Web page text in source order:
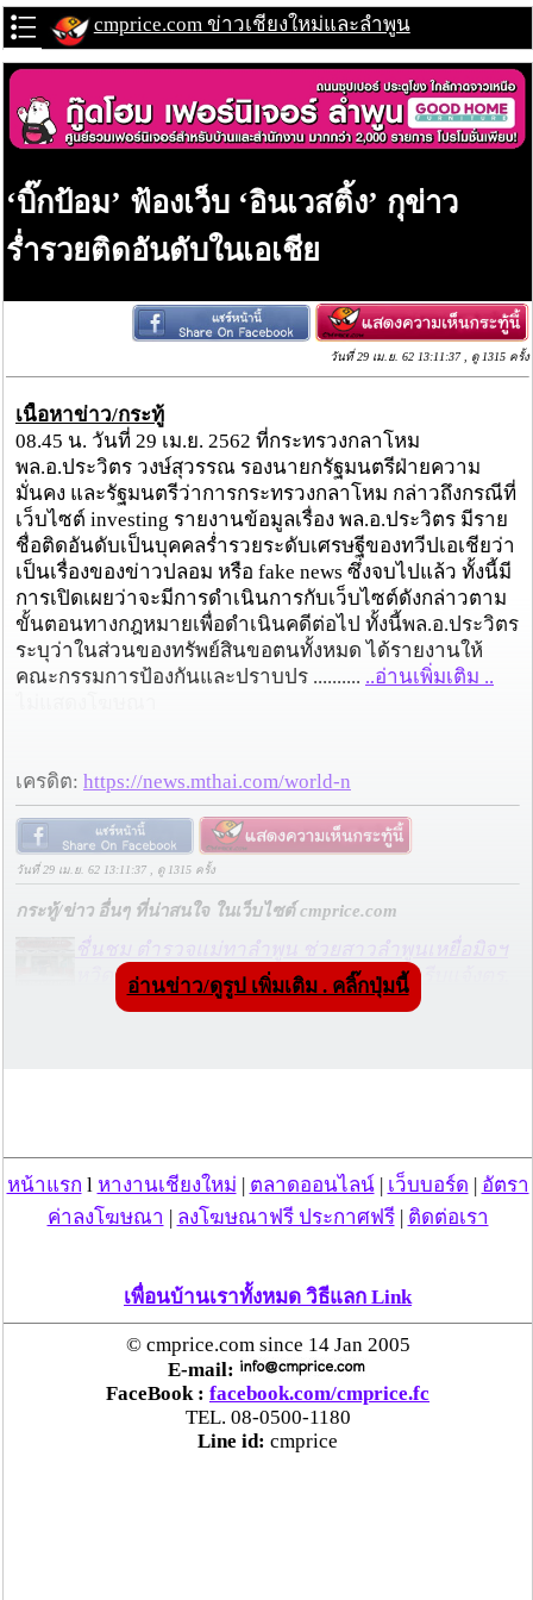
cmprice.com ข่าวเชียงใหม่และลำพูน
‘บิ๊กป้อม’ ฟ้องเว็บ ‘อินเวสติ้ง’ กุข่าว
ร่ำรวยติดอันดับในเอเชีย
วันที่ 29 เม.ย. 62 13:11:37 , ดู 1315 ครั้ง
เนื้อหาข่าว/กระทู้
08.45 น. วันที่ 29 เม.ย. 2562 ที่กระทรวงกลาโหม
พล.อ.ประวิตร วงษ์สุวรรณ รองนายกรัฐมนตรีฝ่ายความ
มั่นคง และรัฐมนตรีว่าการกระทรวงกลาโหม กล่าวถึงกรณีที่
เว็บไซต์ investing รายงานข้อมูลเรื่อง พล.อ.ประวิตร มีราย
ชื่อติดอันดับเป็นบุคคลร่ำรวยระดับเศรษฐีของทวีปเอเชียว่า
เป็นเรื่องของข่าวปลอม หรือ fake news ซึ่งจบไปแล้ว ทั้งนี้มี
การเปิดเผยว่าจะมีการดำเนินการกับเว็บไซต์ดังกล่าวตาม
ขั้นตอนทางกฎหมายเพื่อดำเนินคดีต่อไป ทั้งนี้พล.อ.ประวิตร
ระบุว่าในส่วนของทรัพย์สินขอตนทั้งหมด ได้รายงานให้
คณะกรรมการป้องกันและปราบปร .......... ..อ่านเพิ่มเติม ..
เครดิต: https://news.mthai.com/world-n
วันที่ 29 เม.ย. 62 13:11:37 , ดู 1315 ครั้ง
กระทู้/ข่าว อื่นๆ ที่น่าสนใจ ในเว็บไซต์ cmprice.com
ชื่นชม ตำรวจแม่ทาลำพูน ช่วยสาวลำพูนเหยื่อมิจฯ
หวิดสูญเงินเกือบสองแสน โชคดีรู้ตัวเร็ว! รีบแจ้งตร.
ประสาน สตช.สายด่วน 1441 อายัดบัญชี-ตามเงินได้
แม่สะเรียง ลุยตรวจ “สกุชชี่“ ของเล่นอันตราย พบไร้
“ลาว” ส่ง “24 คนไทย” กลับประเทศผ่านด่าน
เชียงของ เพื่อดำเนินการตามกฎหมาย พบส่วนใหญ่มี
เอี่ยวแก๊งคอลเซ็นเตอร์
“ตรีนุช” เปิดตัวระบบ “e-WorkPermit” ลงทะเบียน
อ่านข่าว/ดูรูป เพิ่มเติม . คลิ๊กปุ่มนี้
หน้าแรก l หางานเชียงใหม่ ตลาดออนไลน์| เว็บบอร์ด
อัตรา
ค่าลงโฆษณา
ลงโฆษณาฟรี ประกาศฟรี| ติดต่อเรา
เพื่อนบ้านเราทั้งหมด วิธีแลก Link
© cmprice.com since 14 Jan 2005
E-mail:
FaceBook : facebook.com/cmprice.fc
TEL. 08-0500-1180
Line id: cmprice